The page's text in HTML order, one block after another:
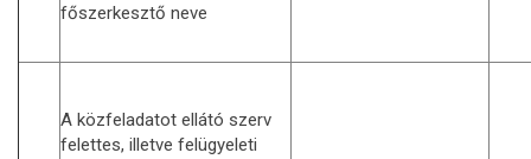
főszerkesztő neve
A közfeladatot ellátó szerv
felettes, illetve felügyeleti